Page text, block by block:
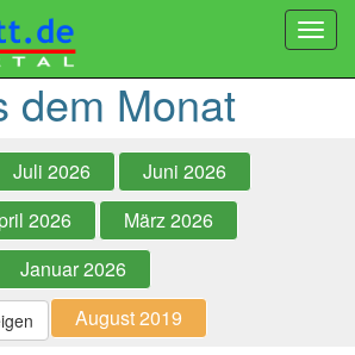
dem Monat
Juli 2026
Juni 2026
2026
März 2026
Januar 2026
August 2019